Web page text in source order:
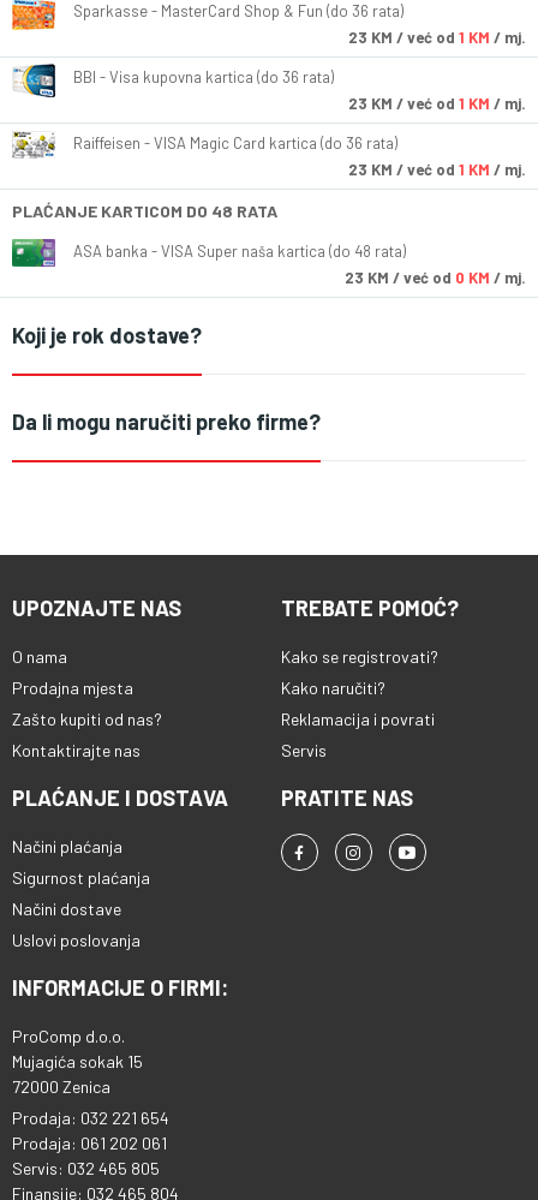
Sparkasse - MasterCard Shop & Fun (do 36 rata)
23 KM / već od 1 KM / mj.
BBI - Visa kupovna kartica (do 36 rata)
23 KM / već od 1 KM / mj.
Raiffeisen - VISA Magic Card kartica (do 36 rata)
23 KM / već od 1 KM / mj.
PLAĆANJE KARTICOM DO 48 RATA
ASA banka - VISA Super naša kartica (do 48 rata)
23 KM / već od 0 KM / mj.
Koji je rok dostave?
Da li mogu naručiti preko firme?
UPOZNAJTE NAS
O nama
Prodajna mjesta
Zašto kupiti od nas?
Kontaktirajte nas
TREBATE POMOĆ?
Kako se registrovati?
Kako naručiti?
Reklamacija i povrati
Servis
PLAĆANJE I DOSTAVA
Načini plaćanja
Sigurnost plaćanja
Načini dostave
Uslovi poslovanja
PRATITE NAS
INFORMACIJE O FIRMI:
ProComp d.o.o.
Mujagića sokak 15
72000 Zenica
Prodaja: 032 221 654
Prodaja: 061 202 061
Servis: 032 465 805
Finansije: 032 465 804